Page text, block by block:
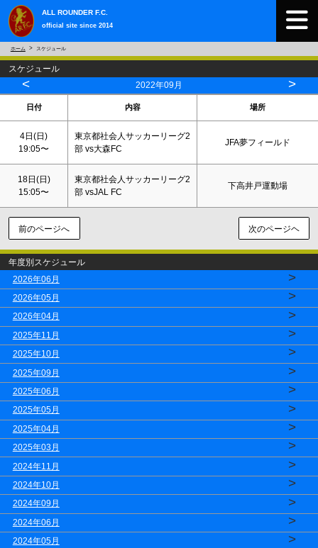
ALL ROUNDER F.C.
official site since 2014
ホーム スケジュール
スケジュール
< 2022年09月 >
日付 内容 場所
4日(日)
19:05〜
東京都社会人サッカーリーグ2
部 vs大森FC
JFA夢フィールド
18日(日)
15:05〜
東京都社会人サッカーリーグ2
部 vsJAL FC
下高井戸運動場
前のページへ 次のページヘ
年度別スケジュール
2026年06月
>
2026年05月 >
2026年04月 >
2025年11月 >
2025年10月 >
2025年09月 >
2025年06月 >
2025年05月 >
2025年04月 >
2025年03月 >
2024年11月 >
2024年10月 >
2024年09月 >
2024年06月 >
2024年05月 >